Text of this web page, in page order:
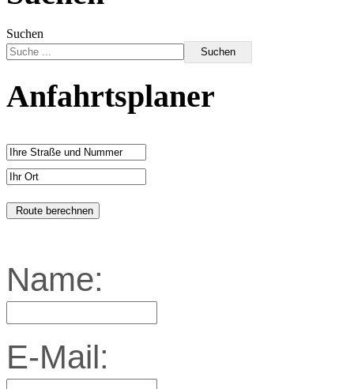
Suchen
Suchen
Anfahrtsplaner
Name:
E-Mail: